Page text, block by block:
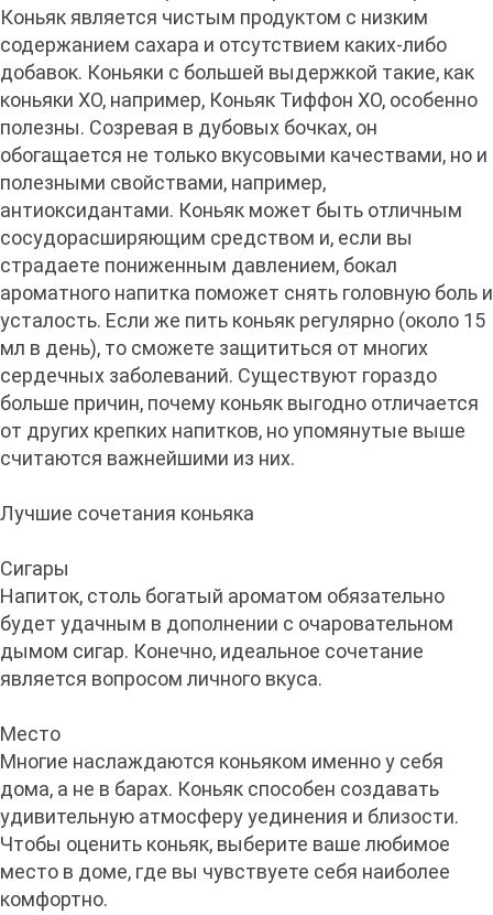
Коньяк является чистым продуктом с низким
содержанием сахара и отсутствием каких-либо
добавок. Коньяки с большей выдержкой такие, как
коньяки XO, например, Коньяк Тиффон ХО, особенно
полезны. Созревая в дубовых бочках, он
обогащается не только вкусовыми качествами, но и
полезными свойствами, например,
антиоксидантами. Коньяк может быть отличным
сосудорасширяющим средством и, если вы
страдаете пониженным давлением, бокал
ароматного напитка поможет снять головную боль и
усталость. Если же пить коньяк регулярно (около 15
мл в день), то сможете защититься от многих
сердечных заболеваний. Существуют гораздо
больше причин, почему коньяк выгодно отличается
от других крепких напитков, но упомянутые выше
считаются важнейшими из них.
Лучшие сочетания коньяка
Сигары
Напиток, столь богатый ароматом обязательно
будет удачным в дополнении с очаровательном
дымом сигар. Конечно, идеальное сочетание
является вопросом личного вкуса.
Место
Многие наслаждаются коньяком именно у себя
дома, а не в барах. Коньяк способен создавать
удивительную атмосферу уединения и близости.
Чтобы оценить коньяк, выберите ваше любимое
место в доме, где вы чувствуете себя наиболее
комфортно.